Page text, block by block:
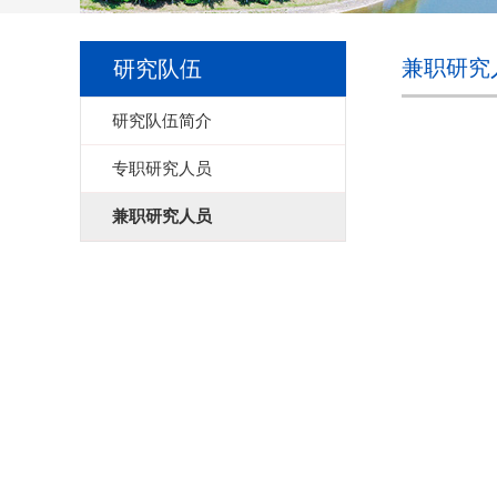
研究队伍
研究队伍简介
专职研究人员
兼职研究人员
兼职研究